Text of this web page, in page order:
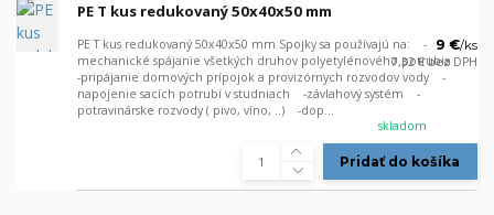
PE T kus redukovaný 50x40x50 mm
PE T kus redukovaný 50x40x50 mm Spojky sa používajú na: -
mechanické spájanie všetkých druhov polyetylénového potrubia
-pripájanie domových prípojok a provizórnych rozvodov vody -
napojenie sacích potrubí v studniach -závlahový systém -
potravinárske rozvody ( pivo, víno, ..) -dop...
9 €/ks
7,32 €bez DPH
skladom
Pridať do košíka